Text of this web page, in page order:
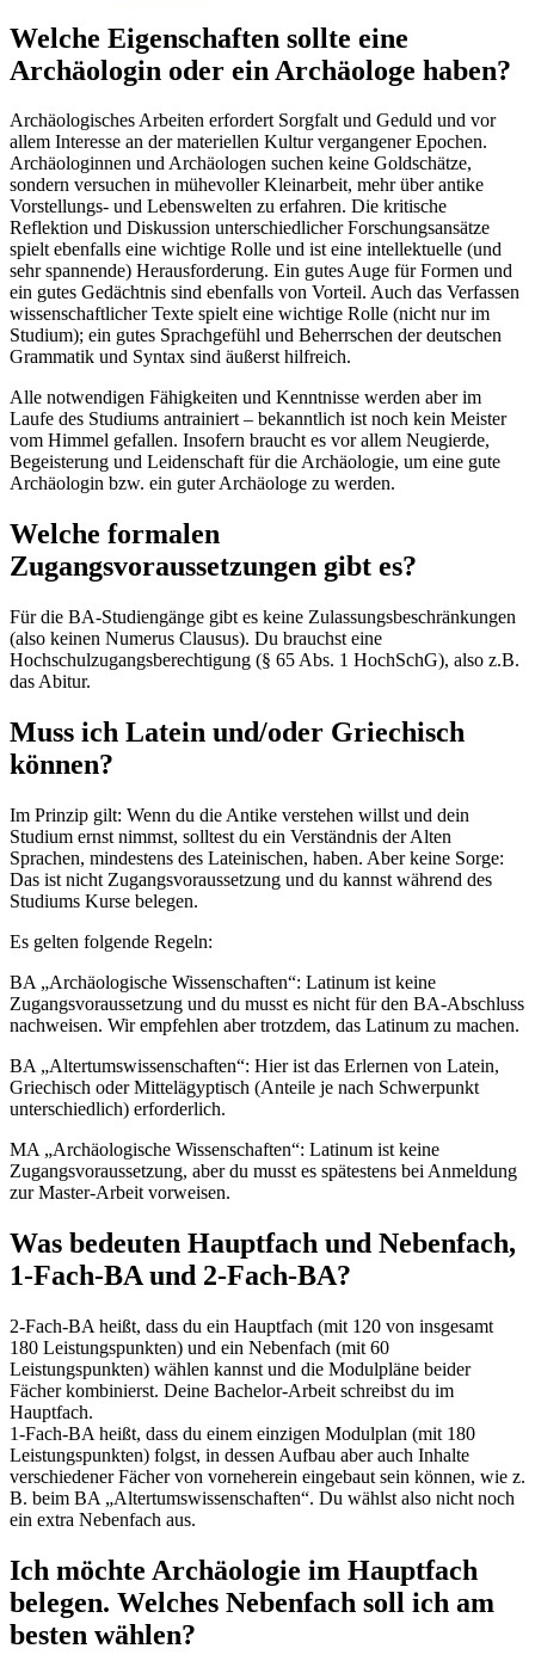
Welche Eigenschaften sollte eine
Archäologin oder ein Archäologe haben?
Archäologisches Arbeiten erfordert Sorgfalt und Geduld und vor
allem Interesse an der materiellen Kultur vergangener Epochen.
Archäologinnen und Archäologen suchen keine Goldschätze,
sondern versuchen in mühevoller Kleinarbeit, mehr über antike
Vorstellungs- und Lebenswelten zu erfahren. Die kritische
Reflektion und Diskussion unterschiedlicher Forschungsansätze
spielt ebenfalls eine wichtige Rolle und ist eine intellektuelle (und
sehr spannende) Herausforderung. Ein gutes Auge für Formen und
ein gutes Gedächtnis sind ebenfalls von Vorteil. Auch das Verfassen
wissenschaftlicher Texte spielt eine wichtige Rolle (nicht nur im
Studium); ein gutes Sprachgefühl und Beherrschen der deutschen
Grammatik und Syntax sind äußerst hilfreich.
Alle notwendigen Fähigkeiten und Kenntnisse werden aber im
Laufe des Studiums antrainiert – bekanntlich ist noch kein Meister
vom Himmel gefallen. Insofern braucht es vor allem Neugierde,
Begeisterung und Leidenschaft für die Archäologie, um eine gute
Archäologin bzw. ein guter Archäologe zu werden.
Welche formalen
Zugangsvoraussetzungen gibt es?
Für die BA-Studiengänge gibt es keine Zulassungsbeschränkungen
(also keinen Numerus Clausus). Du brauchst eine
Hochschulzugangsberechtigung (§ 65 Abs. 1 HochSchG), also z.B.
das Abitur.
Muss ich Latein und/oder Griechisch
können?
Im Prinzip gilt: Wenn du die Antike verstehen willst und dein
Studium ernst nimmst, solltest du ein Verständnis der Alten
Sprachen, mindestens des Lateinischen, haben. Aber keine Sorge:
Das ist nicht Zugangsvoraussetzung und du kannst während des
Studiums Kurse belegen.
Es gelten folgende Regeln:
BA „Archäologische Wissenschaften“: Latinum ist keine
Zugangsvoraussetzung und du musst es nicht für den BA-Abschluss
nachweisen. Wir empfehlen aber trotzdem, das Latinum zu machen.
BA „Altertumswissenschaften“: Hier ist das Erlernen von Latein,
Griechisch oder Mittelägyptisch (Anteile je nach Schwerpunkt
unterschiedlich) erforderlich.
MA „Archäologische Wissenschaften“: Latinum ist keine
Zugangsvoraussetzung, aber du musst es spätestens bei Anmeldung
zur Master-Arbeit vorweisen.
Was bedeuten Hauptfach und Nebenfach,
1-Fach-BA und 2-Fach-BA?
2-Fach-BA heißt, dass du ein Hauptfach (mit 120 von insgesamt
180 Leistungspunkten) und ein Nebenfach (mit 60
Leistungspunkten) wählen kannst und die Modulpläne beider
Fächer kombinierst. Deine Bachelor-Arbeit schreibst du im
Hauptfach.
1-Fach-BA heißt, dass du einem einzigen Modulplan (mit 180
Leistungspunkten) folgst, in dessen Aufbau aber auch Inhalte
verschiedener Fächer von vorneherein eingebaut sein können, wie z.
B. beim BA „Altertumswissenschaften“. Du wählst also nicht noch
ein extra Nebenfach aus.
Ich möchte Archäologie im Hauptfach
belegen. Welches Nebenfach soll ich am
besten wählen?